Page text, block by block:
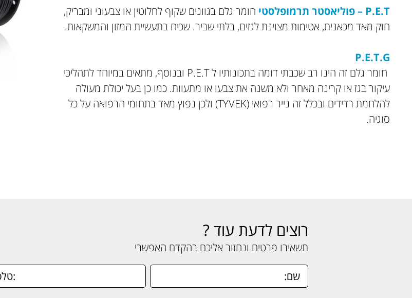
P.E.T – פוליאסטר תרמופלסטי
חומר גלם בגוונים שקוף לחלוטין או צבעוני ומבריק,
חזק מאד מכאנית, אטימות מצוינת לגזים, בלתי שביר. שכיח בתעשיית המזון והמשקאות.
P.E.T.G
חומר גלם זה הינו רב שכבתי דומה בתכונותיו ל P.E.T ובנוסף, מתאים במיוחד לתהליכי
עיקור בגז או קרינה מאחר ולא משנה את צבעו או מתעוות. כמו כן בעל יכולת מעולה
להלחמת רדידים ובכלל זה נייר רפואי (TYVEK) ולכן נפוץ מאד בתחומי הרפואה על כל
סוגיה.
רוצים לדעת עוד ?
תשאירו פרטים ונחזור אליכם בהקדם האפשרי